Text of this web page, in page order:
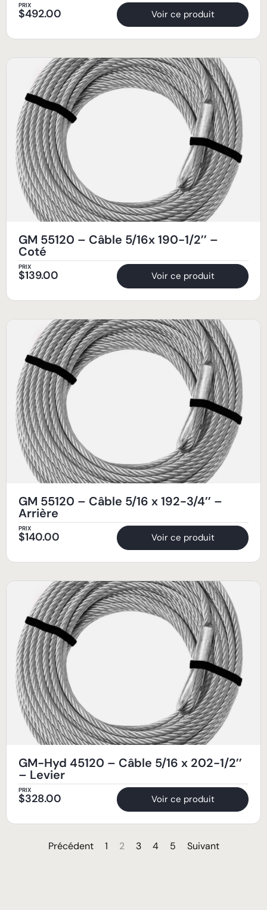
PRIX
$492.00 Voir ce produit
GM 55120 – Câble 5/16x 190-1/2’’ –
Coté
PRIX
$139.00 Voir ce produit
GM 55120 – Câble 5/16 x 192-3/4’’ –
Arrière
PRIX
$140.00 Voir ce produit
GM-Hyd 45120 – Câble 5/16 x 202-1/2’’
– Levier
PRIX
$328.00 Voir ce produit
Précédent 1 2 3 4 5 Suivant